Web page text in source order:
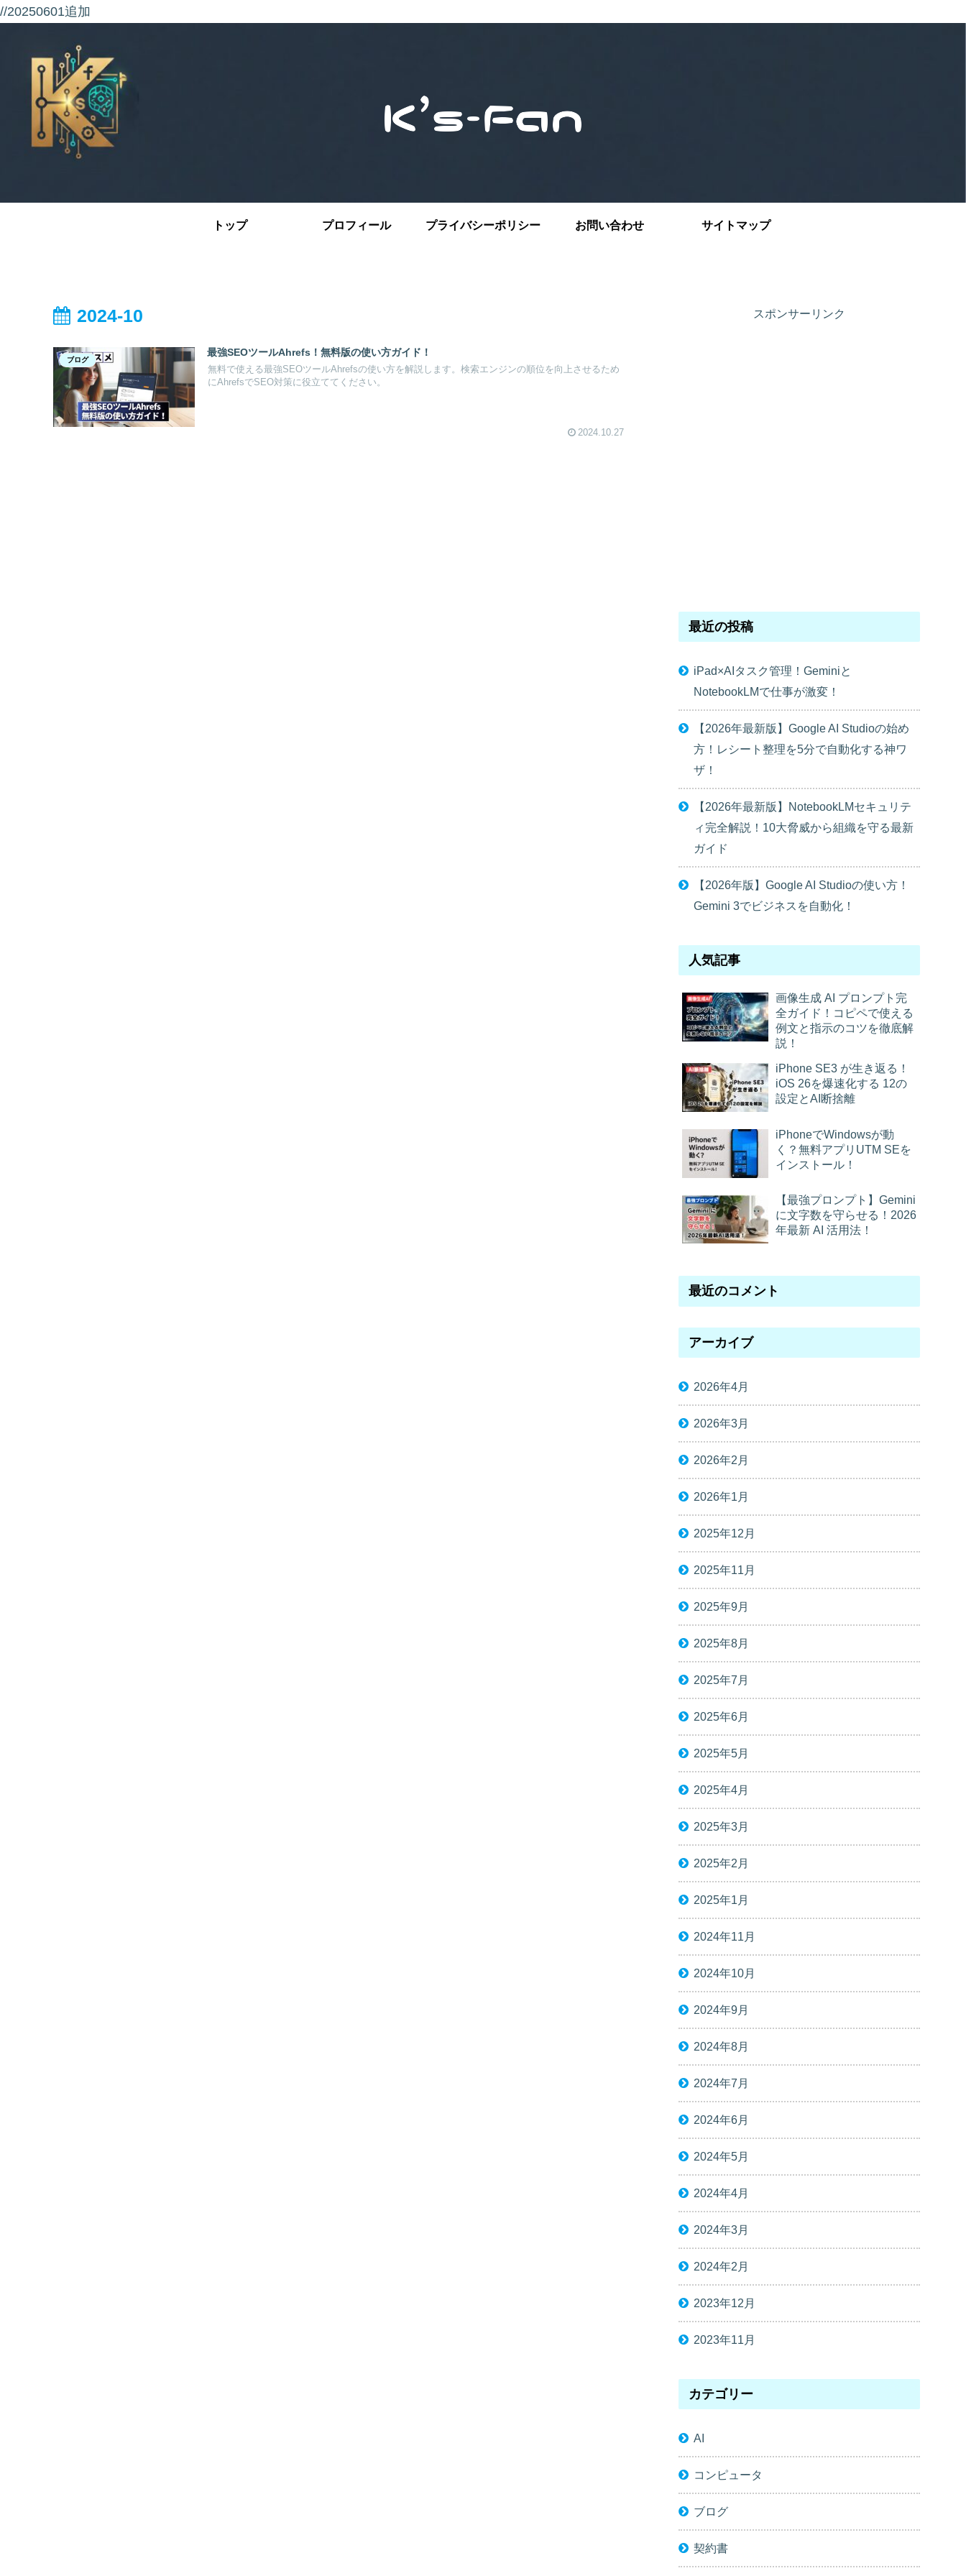
//20250601追加
トップ プロフィール プライバシーポリシー お問い合わせ サイトマップ
2024-10
ブログ
最強SEOツールAhrefs！無料版の使い方ガイド！
無料で使える最強SEOツールAhrefsの使い方を解説します。検索エンジンの順位を向上させるため
にAhrefsでSEO対策に役立ててください。
2024.10.27
スポンサーリンク
最近の投稿
iPad×AIタスク管理！Geminiと
NotebookLMで仕事が激変！
【2026年最新版】Google AI Studioの始め
方！レシート整理を5分で自動化する神ワ
ザ！
【2026年最新版】NotebookLMセキュリテ
ィ完全解説！10大脅威から組織を守る最新
ガイド
【2026年版】Google AI Studioの使い方！
Gemini 3でビジネスを自動化！
人気記事
画像生成 AI プロンプト完
全ガイド！コピペで使える
例文と指示のコツを徹底解
説！
iPhone SE3 が生き返る！
iOS 26を爆速化する 12の
設定とAI断捨離
iPhoneでWindowsが動
く？無料アプリUTM SEを
インストール！
【最強プロンプト】Gemini
に文字数を守らせる！2026
年最新 AI 活用法！
最近のコメント
アーカイブ
2026年4月
2026年3月
2026年2月
2026年1月
2025年12月
2025年11月
2025年9月
2025年8月
2025年7月
2025年6月
2025年5月
2025年4月
2025年3月
2025年2月
2025年1月
2024年11月
2024年10月
2024年9月
2024年8月
2024年7月
2024年6月
2024年5月
2024年4月
2024年3月
2024年2月
2023年12月
2023年11月
カテゴリー
AI
コンピュータ
ブログ
契約書